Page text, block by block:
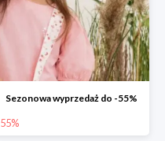
Sezonowa wyprzedaż do -55%
55%